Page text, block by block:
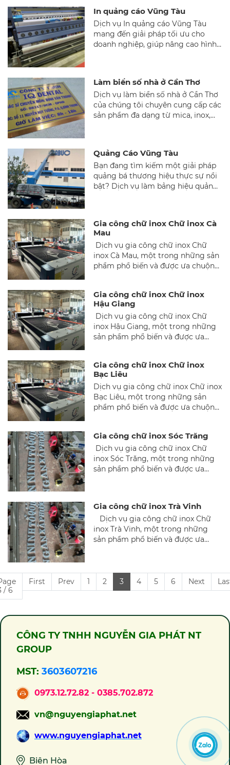
mức giá hợp lý, chúng tôi cam kết
mang đến sự hài lòng cho khách
hàng.
In quảng cáo Vũng Tàu
Dịch vụ In quảng cáo Vũng Tàu
mang đến giải pháp tối ưu cho
doanh nghiệp, giúp nâng cao hình
Làm biển số nhà ở Cần Thơ
Dịch vụ làm biển số nhà ở Cần Thơ
của chúng tôi chuyên cung cấp các
sản phẩm đa dạng từ mica, inox,
giá hợp lý, chúng tôi cam kết
mang đến sự hài lòng cho khách
hàng.
Quảng Cáo Vũng Tàu
Bạn đang tìm kiếm một giải pháp
quảng bá thương hiệu thực sự nổi
bật? Dịch vụ làm bảng hiệu quảng
cao.
Gia công chữ inox Chữ inox Cà
Mau
Dịch vụ gia công chữ inox Chữ
inox Cà Mau, một trong những sản
phẩm phổ biến và được ưa chuộng
ngoài sáng bóng, sang trọng và độ
bền cao, chữ inox không chỉ mang
lại hiệu quả quảng cáo vượt trội
mà còn góp phần nâng cao giá trị
thẩm mỹ cho các công trình.
Gia công chữ inox Chữ inox
Hậu Giang
Dịch vụ gia công chữ inox Chữ
inox Hậu Giang, một trong những
sản phẩm phổ biến và được ưa
Giang. Với vẻ ngoài sáng bóng,
sang trọng và độ bền cao, chữ inox
không chỉ mang lại hiệu quả quảng
cáo vượt trội mà còn góp phần
nâng cao giá trị thẩm mỹ cho các
Gia công chữ inox Chữ inox
Bạc Liêu
Dịch vụ gia công chữ inox Chữ inox
Bạc Liêu, một trong những sản
phẩm phổ biến và được ưa chuộng
vẻ ngoài sáng bóng, sang trọng và
độ bền cao, chữ inox không chỉ
mang lại hiệu quả quảng cáo vượt
trội mà còn góp phần nâng cao giá
Gia công chữ inox Sóc Trăng
Dịch vụ gia công chữ inox Chữ
inox Sóc Trăng, một trong những
sản phẩm phổ biến và được ưa
sang trọng và độ bền cao, chữ inox
không chỉ mang lại hiệu quả quảng
cáo vượt trội mà còn góp phần
nâng cao giá trị thẩm mỹ cho các
Gia công chữ inox Trà Vinh
Dịch vụ gia công chữ inox Chữ
inox Trà Vinh, một trong những
sản phẩm phổ biến và được ưa
trọng và độ bền cao, chữ inox
không chỉ mang lại hiệu quả quảng
/ 6
First Prev 1 2 3 4 5 6 Next
CÔNG TY TNHH NGUYỄN GIA PHÁT NT
GROUP
MST: 3603607216
0973.12.72.82 - 0385.702.872
vn@nguyengiaphat.net
www.nguyengiaphat.net
Biên Hòa